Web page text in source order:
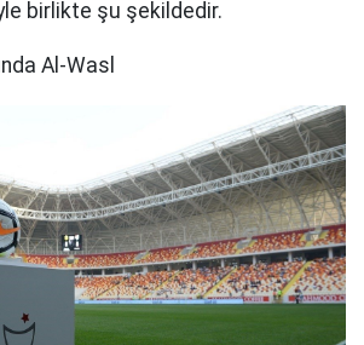
birlikte şu şekildedir.
Al-Wasl